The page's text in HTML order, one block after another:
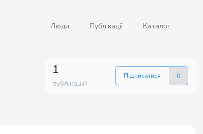
Люди Публікації Каталог
1
публікацій
Підписатися 0